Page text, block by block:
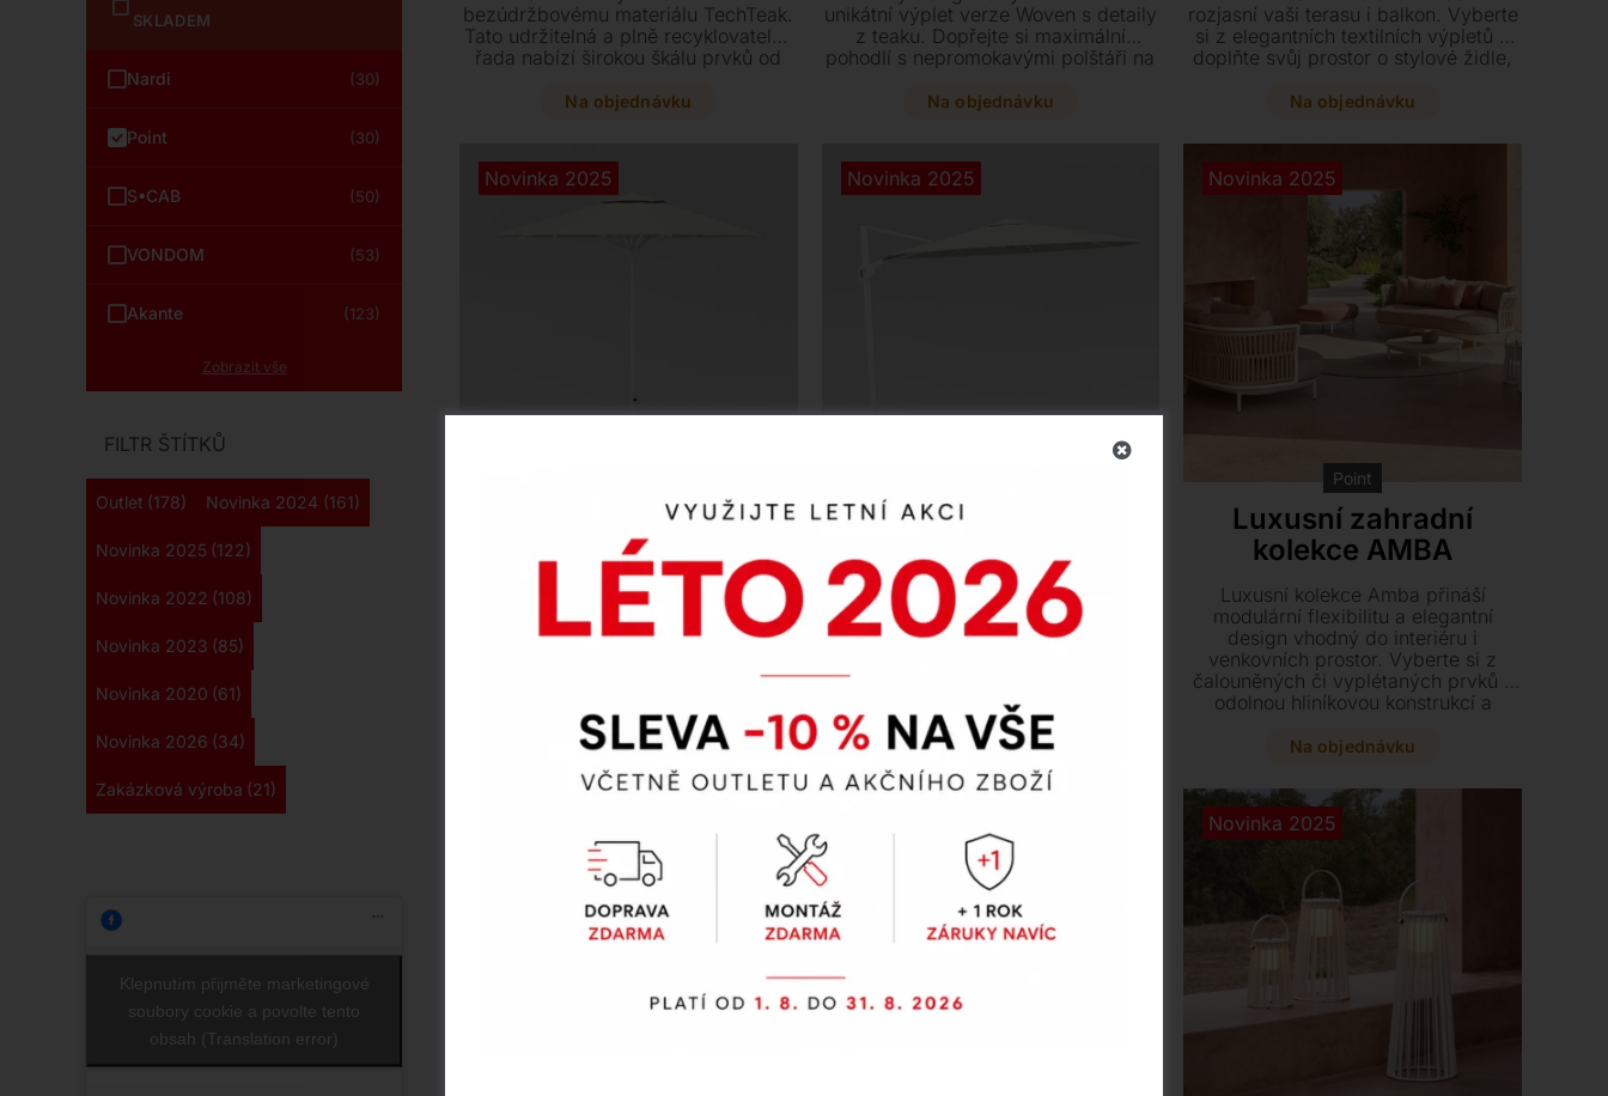
SKLADEM
Nardi (30)
Point (30)
S•CAB (50)
VONDOM (53)
Akante (123)
Zobrazit vše
FILTR ŠTÍTKŮ
Outlet (178) Novinka 2024 (161)
Novinka 2025 (122)
Novinka 2022 (108)
Novinka 2023 (85)
Novinka 2020 (61)
Novinka 2026 (34)
Zakázková výroba (21)
Klepnutím přijměte marketingové
soubory cookie a povolte tento
obsah (Translation error)
bezúdržbovému materiálu TechTeak.
Tato udržitelná a plně recyklovatelná
řada nabízí širokou škálu prvků od
plně přizpůsobitelnými polštáři.
Na objednávku
unikátní výplet verze Woven s detaily
z teaku. Dopřejte si maximální
pohodlí s nepromokavými polštáři na
elegantními stoly v různých
ideální volbou pro každou zahradu,
terasu i balkon.
Na objednávku
rozjasní vaši terasu i balkon. Vyberte
si z elegantních textilních výpletů a
doplňte svůj prostor o stylové židle,
Na objednávku
Novinka 2025
Luxusní slunečníky
CALA
Luxusní slunečníky Cala představují
elegantní a funkční řešení stínění z
odolných a rychleschnoucích
čtvercovou hliníkovou základnou
snadnou manipulaci.
Na objednávku
Novinka 2025
Luxusní slunečníky
MARE
Luxusní slunečníky Mare s hliníkovou
konstrukcí a výztuhami ze skelných
vláken představují elegantní a vysoce
spolehlivě odolává povětrnostním
vlivům i přímému slunci. Vyberte si
ze čtvercového nebo kruhového
provedení v nadčasovém bílém
designu.
Na objednávku
Novinka 2025
Point
Luxusní zahradní
kolekce AMBA
Luxusní kolekce Amba přináší
modulární flexibilitu a elegantní
design vhodný do interiéru i
venkovních prostor. Vyberte si z
čalouněných či vyplétaných prvků s
odolnou hliníkovou konstrukcí a
až po denní postele.
Na objednávku
Novinka 2025